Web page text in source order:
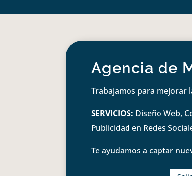
Agencia de
Trabajamos para mejorar
SERVICIOS: Diseño Web,
Publicidad en Redes
Te ayudamos a captar